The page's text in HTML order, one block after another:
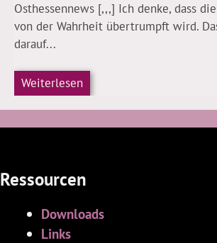
Osthessennews [,,,] Ich denke, dass
von der Wahrheit übertrumpft wird.
darauf...
Weiterlesen
Ressourcen
Downloads
Links